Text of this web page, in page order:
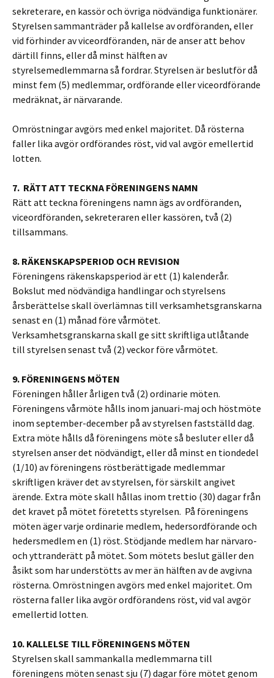
sekreterare, en kassör och övriga nödvändiga funktionärer.
Styrelsen sammanträder på kallelse av ordföranden, eller
vid förhinder av viceordföranden, när de anser att behov
därtill finns, eller då minst hälften av
styrelsemedlemmarna så fordrar. Styrelsen är beslutför då
minst fem (5) medlemmar, ordförande eller viceordförande
medräknat, är närvarande.
Omröstningar avgörs med enkel majoritet. Då rösterna
faller lika avgör ordförandes röst, vid val avgör emellertid
lotten.
7. RÄTT ATT TECKNA FÖRENINGENS NAMN
Rätt att teckna föreningens namn ägs av ordföranden,
viceordföranden, sekreteraren eller kassören, två (2)
tillsammans.
8. RÄKENSKAPSPERIOD OCH REVISION
Föreningens räkenskapsperiod är ett (1) kalenderår.
Bokslut med nödvändiga handlingar och styrelsens
årsberättelse skall överlämnas till verksamhetsgranskarna
senast en (1) månad före vårmötet.
Verksamhetsgranskarna skall ge sitt skriftliga utlåtande
till styrelsen senast två (2) veckor före vårmötet.
9. FÖRENINGENS MÖTEN
Föreningen håller årligen två (2) ordinarie möten.
Föreningens vårmöte hålls inom januari-maj och höstmöte
inom september-december på av styrelsen fastställd dag.
Extra möte hålls då föreningens möte så besluter eller då
styrelsen anser det nödvändigt, eller då minst en tiondedel
(1/10) av föreningens röstberättigade medlemmar
skriftligen kräver det av styrelsen, för särskilt angivet
ärende. Extra möte skall hållas inom trettio (30) dagar från
det kravet på mötet företetts styrelsen. På föreningens
möten äger varje ordinarie medlem, hedersordförande och
hedersmedlem en (1) röst. Stödjande medlem har närvaro-
och yttranderätt på mötet. Som mötets beslut gäller den
åsikt som har understötts av mer än hälften av de avgivna
rösterna. Omröstningen avgörs med enkel majoritet. Om
rösterna faller lika avgör ordförandens röst, vid val avgör
emellertid lotten.
10. KALLELSE TILL FÖRENINGENS MÖTEN
Styrelsen skall sammankalla medlemmarna till
föreningens möten senast sju (7) dagar före mötet genom